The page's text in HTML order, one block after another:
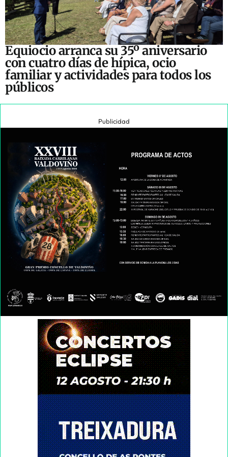
Equiocio arranca su 35º aniversario
con cuatro días de hípica, ocio
familiar y actividades para todos los
públicos
Publicidad